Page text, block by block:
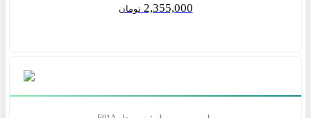
2,355,000 تومان